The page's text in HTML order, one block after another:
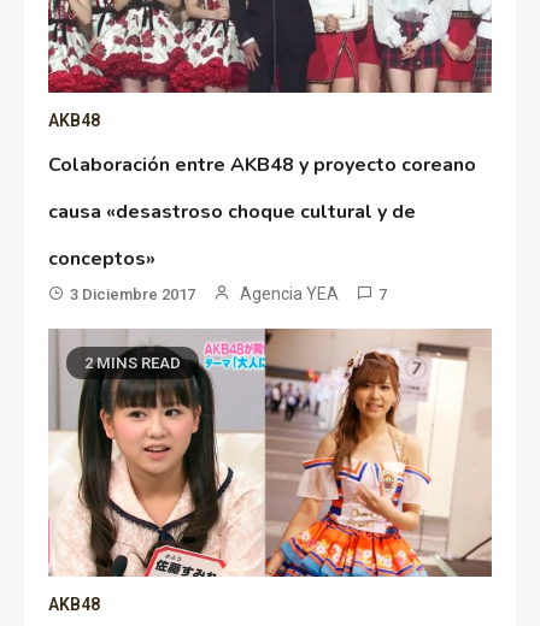
AKB48
Colaboración entre AKB48 y proyecto coreano
causa «desastroso choque cultural y de
conceptos»
3 Diciembre 2017 Agencia YEA 7
2 MINS READ
AKB48